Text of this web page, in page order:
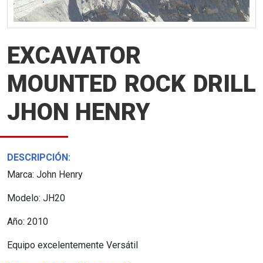
EXCAVATOR
MOUNTED ROCK DRILL
JHON HENRY
DESCRIPCIÓN:
Marca: John Henry
Modelo: JH20
Año: 2010
Equipo excelentemente Versátil